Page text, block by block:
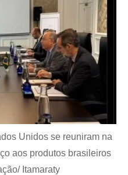
Unidos se reuniram na
aos produtos brasileiros
Itamaraty